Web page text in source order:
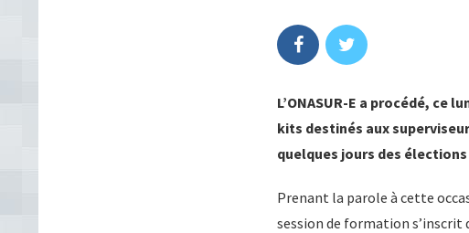
L’ONASUR-E a procédé, ce
kits destinés aux
quelques jours des
Prenant la parole à cette
session de formation s’inscrit